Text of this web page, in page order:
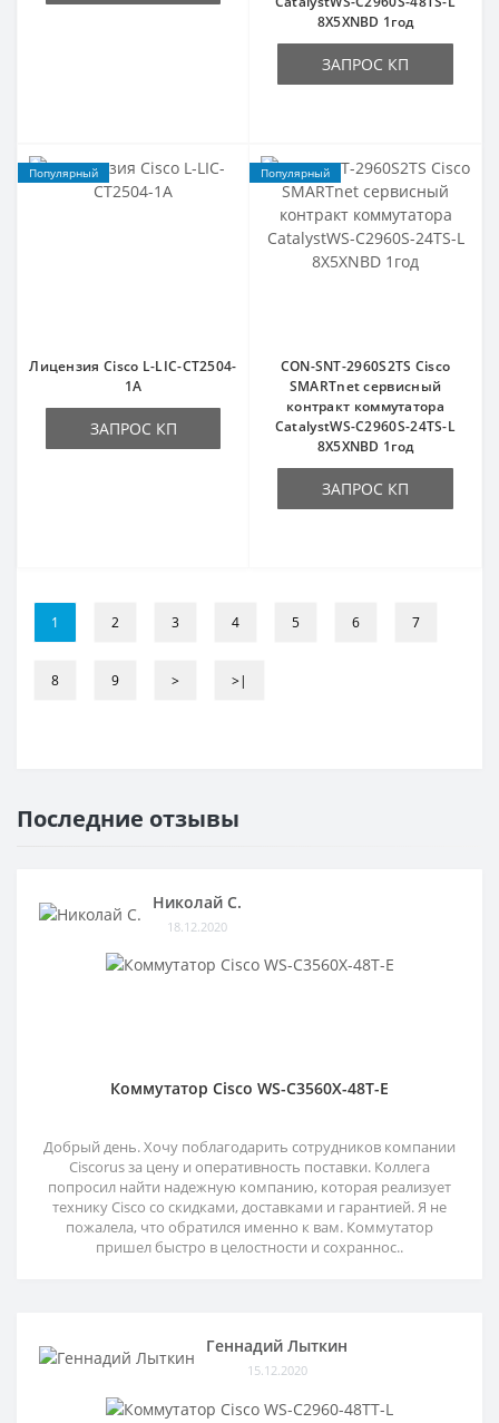
8X5XNBD 1год
ЗАПРОС КП
Популярный
Лицензия Cisco L-LIC-CT2504-
1A
ЗАПРОС КП
Популярный
CON-SNT-2960S2TS Cisco
SMARTnet сервисный
контракт коммутатора
CatalystWS-C2960S-24TS-L
8X5XNBD 1год
ЗАПРОС КП
1 2 3 4 5 6 7
8 9 > >|
Последние отзывы
Николай С.
18.12.2020
Коммутатор Cisco WS-C3560X-48T-E
Добрый день. Хочу поблагодарить сотрудников компании
Ciscorus за цену и оперативность поставки. Коллега
попросил найти надежную компанию, которая реализует
технику Cisco со скидками, доставками и гарантией. Я не
пожалела, что обратился именно к вам. Коммутатор
пришел быстро в целостности и сохраннос..
Геннадий Лыткин
15.12.2020